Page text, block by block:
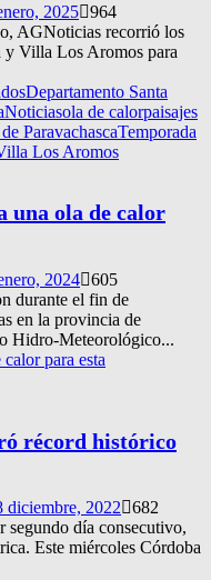
2025 964
AGNoticias recorrió los
y Villa Los Aromos para
Departamento Santa
Noticiasola de calorpaisajes
ParavachascaTemporada
Los Aromos
una ola de calor
2024 605
durante el fin de
en la provincia de
Hidro-Meteorológico...
para esta
récord histórico
diciembre, 2022
682
segundo día consecutivo,
Este miércoles Córdoba